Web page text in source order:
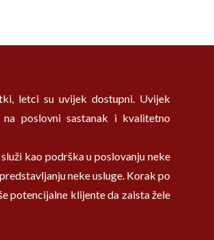
letci su uvijek dostupni. Uvijek
poslovni sastanak i kvalitetno
kao podrška u poslovanju neke
neke usluge. Korak po
potencijalne klijente da zaista žele